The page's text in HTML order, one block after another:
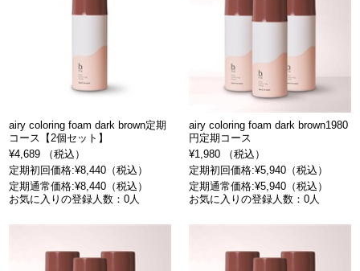
airy coloring foam dark brown定期
コース【2個セット】
¥4,689 （税込）
定期初回価格:¥8,440（税込）
定期通常価格:¥8,440（税込）
お気に入りの登録人数：0人
airy coloring foam dark brown1980
円定期コース
¥1,980 （税込）
定期初回価格:¥5,940（税込）
定期通常価格:¥5,940（税込）
お気に入りの登録人数：0人